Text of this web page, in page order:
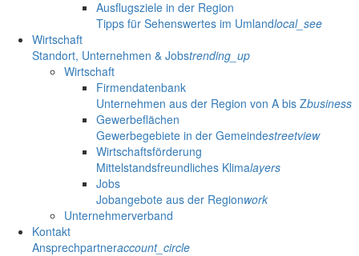
Ausflugsziele in der Region
Tipps für Sehenswertes im Umlandlocal_see
Wirtschaft
Standort, Unternehmen & Jobstrending_up
Wirtschaft
Firmendatenbank
Unternehmen aus der Region von A bis Zbusiness
Gewerbeflächen
Gewerbegebiete in der Gemeindestreetview
Wirtschaftsförderung
Mittelstandsfreundliches Klimalayers
Jobs
Jobangebote aus der Regionwork
Unternehmerverband
Kontakt
Ansprechpartneraccount_circle